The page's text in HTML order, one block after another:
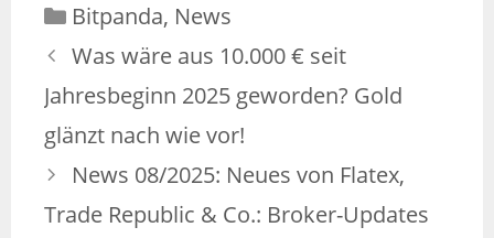
Bitpanda, News
Was wäre aus 10.000 € seit
Jahresbeginn 2025 geworden? Gold
glänzt nach wie vor!
News 08/2025: Neues von Flatex,
Trade Republic & Co.: Broker-Updates